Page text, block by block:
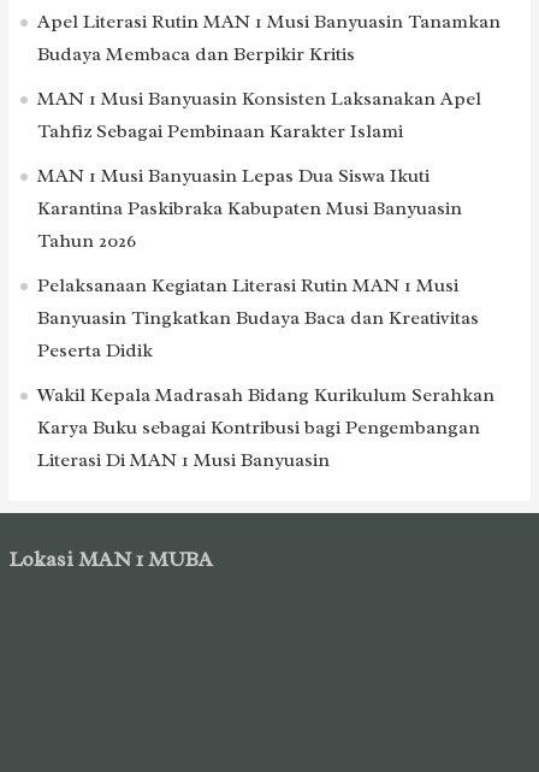
Apel Literasi Rutin MAN 1 Musi Banyuasin Tanamkan
Budaya Membaca dan Berpikir Kritis
MAN 1 Musi Banyuasin Konsisten Laksanakan Apel
Tahfiz Sebagai Pembinaan Karakter Islami
MAN 1 Musi Banyuasin Lepas Dua Siswa Ikuti
Karantina Paskibraka Kabupaten Musi Banyuasin
Tahun 2026
Pelaksanaan Kegiatan Literasi Rutin MAN 1 Musi
Banyuasin Tingkatkan Budaya Baca dan Kreativitas
Peserta Didik
Wakil Kepala Madrasah Bidang Kurikulum Serahkan
Karya Buku sebagai Kontribusi bagi Pengembangan
Literasi Di MAN 1 Musi Banyuasin
Lokasi MAN 1 MUBA